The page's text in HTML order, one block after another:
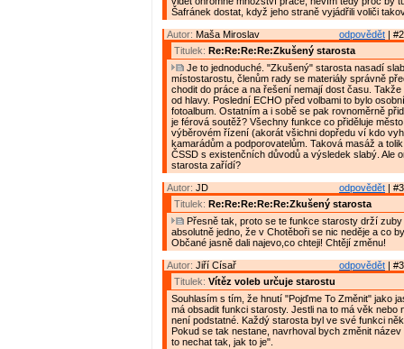
Šafránek dostat, když jeho straně vyjádřili voliči
odpovědět |
Autor: Maša Miroslav
Titulek: Re:Re:Re:Re:Zkušený starosta
Je to jednoduché. "Zkušený" starosta nasadí
místostarostu, členům rady se materiály správně
chodit do práce a na řešení nemají dost času.
od hlavy. Poslední ECHO před volbami to bylo
fotoalbum. Ostatním a i sobě se pak rovnoměrně
je férová soutěž? Všechny funkce co přiděluje
výběrovém řízení (akorát všichni dopředu ví kdo
kamarádům a podporovatelům. Taková masáž a
ČSSD s existenčních důvodů a výsledek slabý. Ale
starosta zařídí?
odpovědět |
Autor: JD
Titulek: Re:Re:Re:Re:Re:Zkušený starosta
Přesně tak, proto se te funkce starosty drží zuby
absolutně jedno, že v Chotěboři se nic neděje a co
Občané jasně dali najevo,co chteji! Chtějí změnu!
odpovědět |
Autor: Jiří Císař
Titulek: Vítěz voleb určuje starostu
Souhlasím s tím, že hnutí "Pojďme To Změnit" jako
má obsadit funkci starosty. Jestli na to má věk nebo
není podstatné. Každý starosta byl ve své funkci
Pokud se tak nestane, navrhoval bych změnit název
to nechat tak, jak to je".